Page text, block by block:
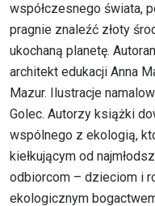
współczesnego świata,
pragnie znaleźć złoty
ukochaną planetę.
architekt edukacji Anna
Mazur. Ilustracje
Golec. Autorzy książki
wspólnego z ekologią,
kiełkującym od
odbiorcom – dzieciom i
ekologicznym